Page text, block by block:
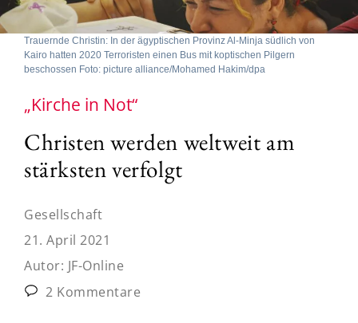
Trauernde Christin: In der ägyptischen Provinz Al-Minja südlich von
Kairo hatten 2020 Terroristen einen Bus mit koptischen Pilgern
beschossen Foto: picture alliance/Mohamed Hakim/dpa
„Kirche in Not“
Christen werden weltweit am
stärksten verfolgt
Gesellschaft
21. April 2021
Autor: JF-Online
2 Kommentare